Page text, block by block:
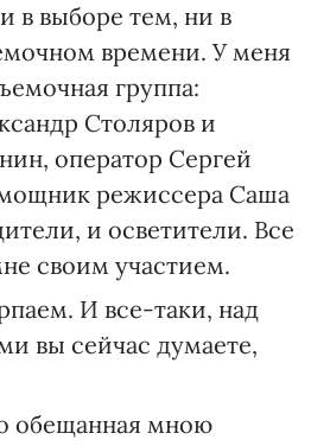
в выборе тем, ни в
времени. У меня
группа:
Столяров и
оператор Сергей
режиссера Саша
и осветители. Все
своим участием.
И все-таки, над
вы сейчас думаете,
обещанная мною